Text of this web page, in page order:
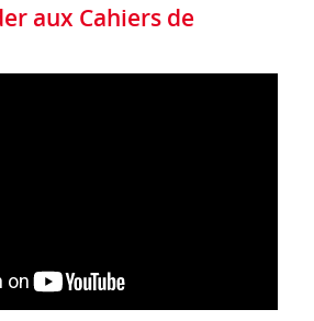
aux Cahiers de